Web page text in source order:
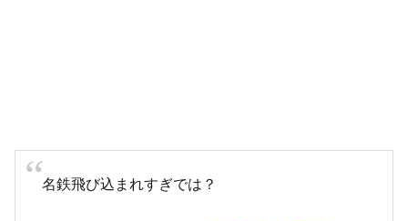
名鉄飛び込まれすぎでは？